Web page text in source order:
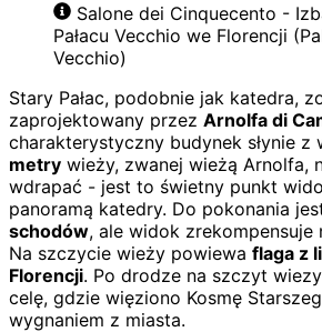
Salone dei Cinquecento -
Pałacu Vecchio we Florencji
Vecchio)
Stary Pałac, podobnie jak katedra,
zaprojektowany przez Arnolfa di
charakterystyczny budynek słynie z
metry wieży, zwanej wieżą Arnolfa,
wdrapać - jest to świetny punkt
panoramą katedry. Do pokonania
schodów, ale widok zrekompensuje
Na szczycie wieży powiewa flaga z
Florencji. Po drodze na szczyt
celę, gdzie więziono Kosmę
wygnaniem z miasta.